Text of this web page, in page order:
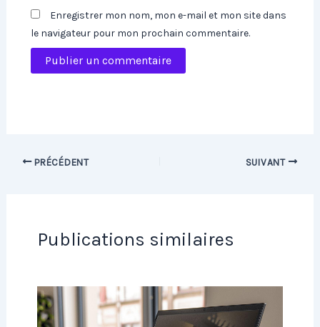
Enregistrer mon nom, mon e-mail et mon site dans
le navigateur pour mon prochain commentaire.
PRÉCÉDENT SUIVANT
Publications similaires